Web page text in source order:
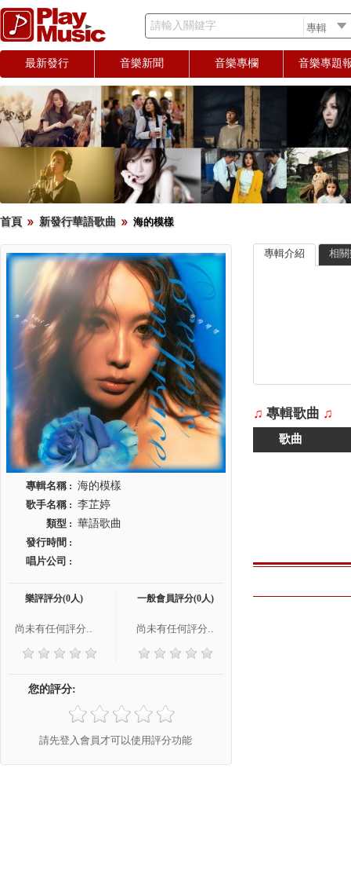
請輸入關鍵字
最新發行 音樂新聞 音樂專欄 音樂專題
首頁 新發行華語歌曲 海的模樣
專輯名稱 : 海的模樣
歌手名稱 : 李芷婷
類型 : 華語歌曲
發行時間 :
唱片公司 :
樂評評分(0人)
尚未有任何評分..
一般會員評分(0人)
尚未有任何評分..
您的評分:
請先登入會員才可以使用評分功能
專輯介紹 相
♫ 專輯歌曲 ♫
歌曲